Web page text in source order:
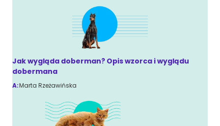
Jak wygląda doberman? Opis wzorca i wyglądu
dobermana
A:Marta Rzeżawińska